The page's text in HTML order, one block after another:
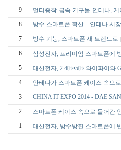
9
멀티증착·금속 기구물·안테나,
8
방수 스마트폰 확산…안테나 시
7 방수 기능, 스마트폰 새 트렌드로
6
삼성전자, 프리미엄 스마트폰에
5
대산전자, 2.4㎓•5㎓ 와이파이
4
안테나가 스마트폰 케이스 속
3
CHINA IT EXPO 2014 - DAE SAN
2
스마트폰 케이스 속으로 들어간
1
대산전자, 방수방진 스마트폰에